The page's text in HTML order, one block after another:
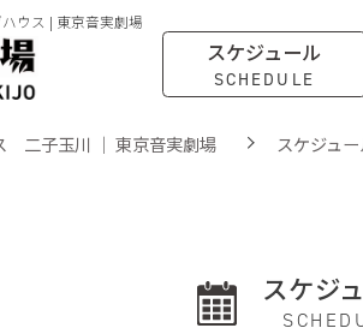
ウス | 東京音実劇場
スケジュール
SCHEDULE
二子玉川 ｜ 東京音実劇場 スケジュ
スケジ